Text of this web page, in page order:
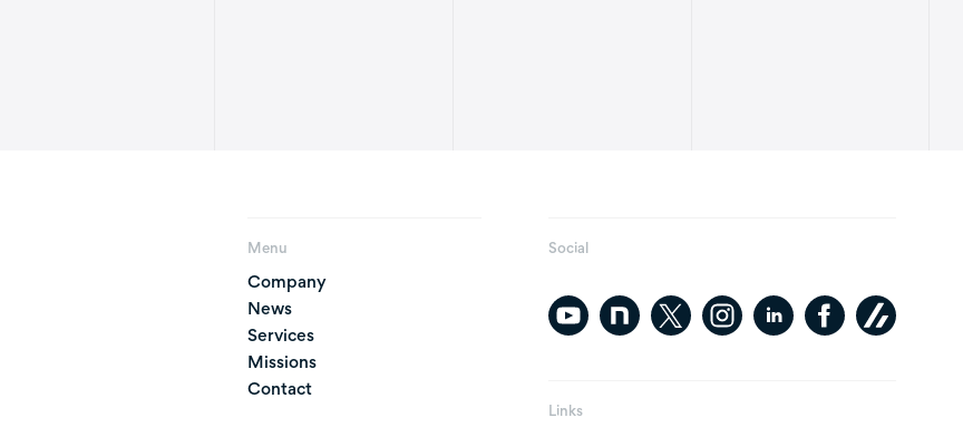
Menu
Company
News
Services
Missions
Contact
Social
Links